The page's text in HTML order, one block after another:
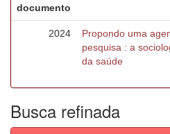
documento
2024
Propondo uma
pesquisa : a
da saúde
Busca refinada